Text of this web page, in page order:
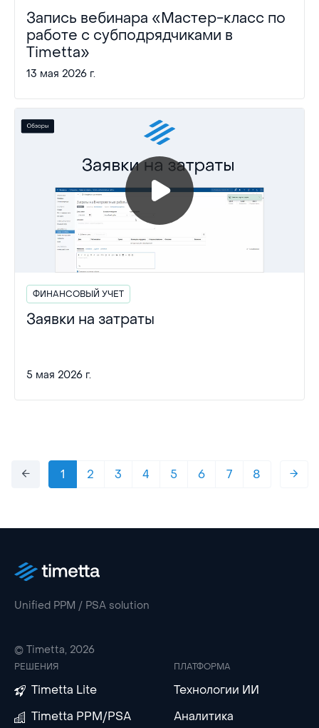
Запись вебинара «Мастер-класс по
работе с субподрядчиками в
Timetta»
13 мая 2026 г.
ФИНАНСОВЫЙ УЧЕТ
Заявки на затраты
5 мая 2026 г.
1 2 3 4 5 6 7 8
Unified PPM / PSA solution
© Timetta, 2026
РЕШЕНИЯ
Timetta Lite
Timetta PPM/PSA
ПЛАТФОРМА
Технологии ИИ
Аналитика